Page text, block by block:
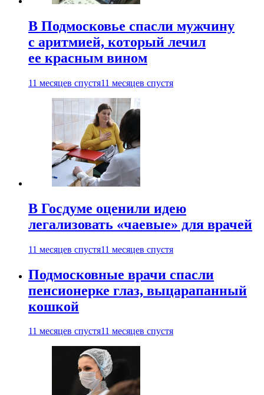
В Подмосковье спасли мужчину
с аритмией, который лечил
ее красным вином
11 месяцев спустя11 месяцев спустя
В Госдуме оценили идею
легализовать «чаевые» для врачей
11 месяцев спустя11 месяцев спустя
Подмосковные врачи спасли
пенсионерке глаз, выцарапанный
кошкой
11 месяцев спустя11 месяцев спустя